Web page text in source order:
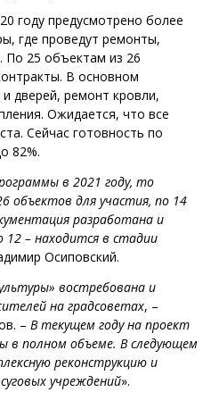
году предусмотрено более
где проведут ремонты,
По 25 объектам из 26
В основном
дверей, ремонт кровли,
Ожидается, что все
Сейчас готовность по
82%.
в 2021 году, то
объектов для участия, по 14
разработана и
12 – находится в стадии
Осиповский.
востребована и
на градсоветах, –
– В текущем году на проект
в полном объеме. В следующем
реконструкцию и
учреждений».